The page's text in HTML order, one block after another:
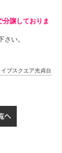
分譲しておりま
い。
イブスクエア光貞台